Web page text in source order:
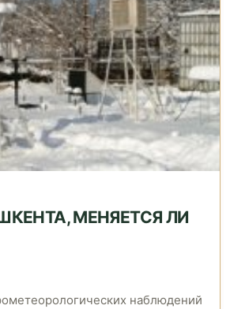
МЕНЯЕТСЯ ЛИ
наблюдений